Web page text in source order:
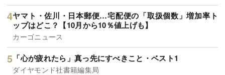
ヤマト・佐川・日本郵便…宅配便の「取扱個数」増加率ト
ップはどこ？【10月から10％値上げも】
カーゴニュース
「心が疲れたら」真っ先にすべきこと・ベスト1
ダイヤモンド社書籍編集局